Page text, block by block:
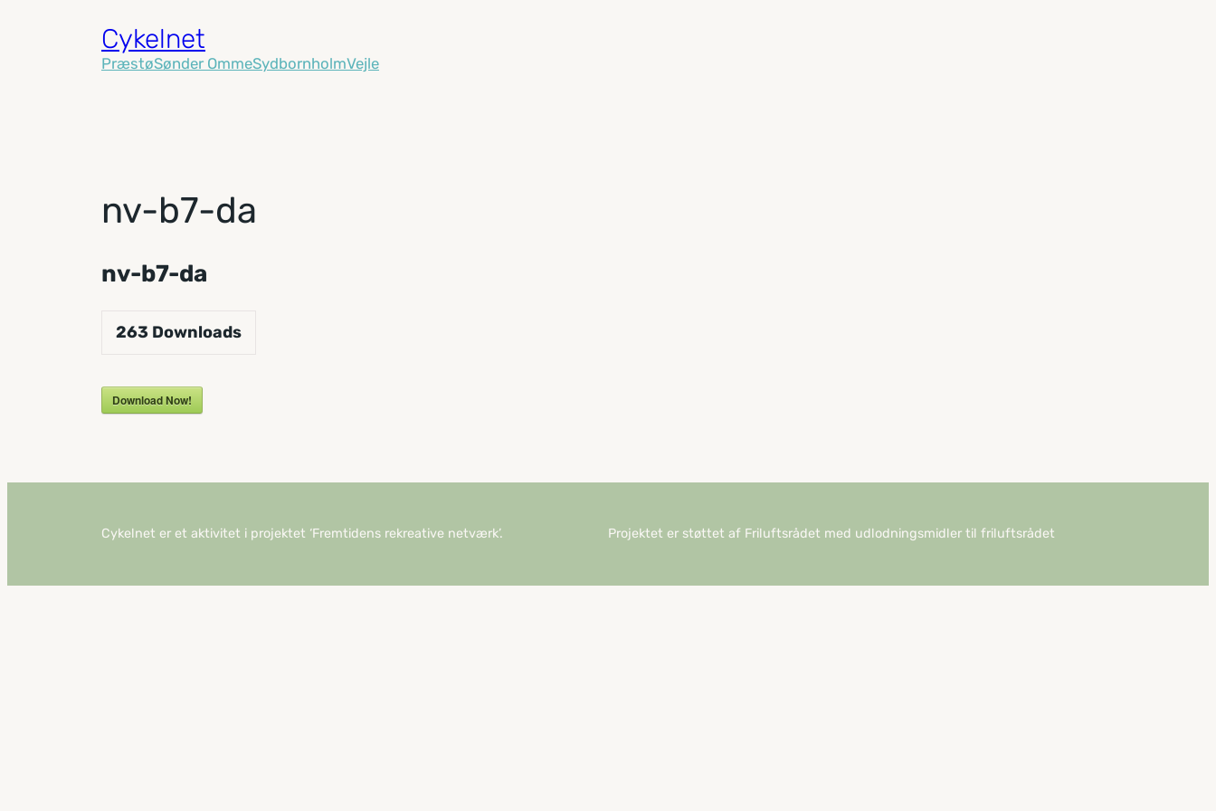
Cykelnet
PræstøSønder OmmeSydbornholmVejle
nv-b7-da
nv-b7-da
263 Downloads
Download Now!
Cykelnet er et aktivitet i projektet ‘Fremtidens rekreative netværk’. Projektet er støttet af Friluftsrådet med udlodningsmidler til friluftsrådet